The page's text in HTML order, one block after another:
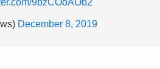
9bzCOoAOb2
December 8, 2019